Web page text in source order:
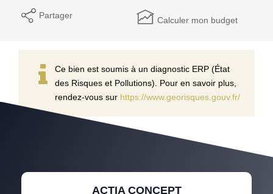
Partager Calculer mon budget
Ce bien est soumis à un diagnostic ERP (État
des Risques et Pollutions). Pour en savoir plus,
rendez-vous sur https://www.georisques.gouv.fr/
ACTIA CONCEPT